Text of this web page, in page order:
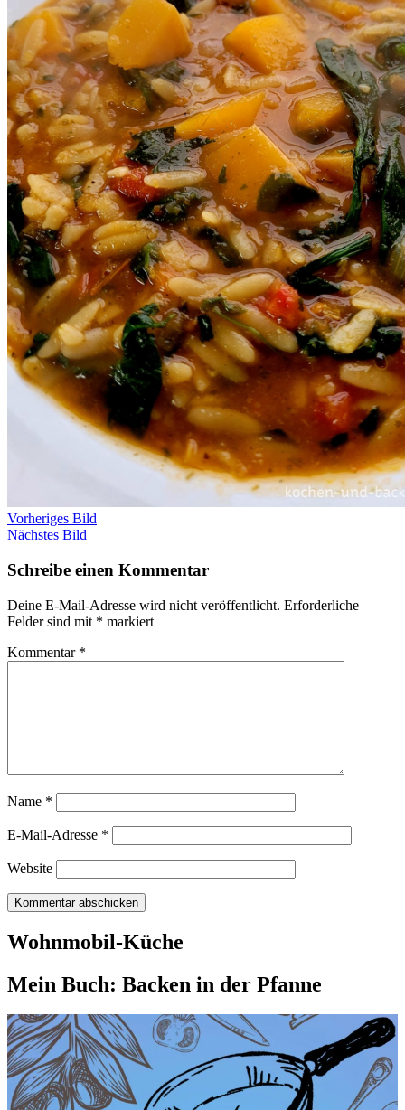
Vorheriges Bild
Nächstes Bild
Schreibe einen Kommentar
Deine E-Mail-Adresse wird nicht veröffentlicht. Erforderliche
Felder sind mit * markiert
Kommentar *
Name *
E-Mail-Adresse *
Website
Wohnmobil-Küche
Mein Buch: Backen in der Pfanne